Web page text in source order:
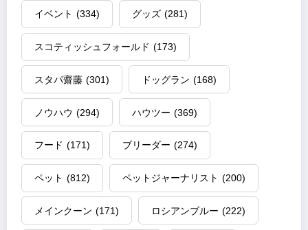
イベント (334) グッズ (281)
スコティッシュフォールド (173)
スタパ齋藤 (301) ドッグラン (168)
ノウハウ (294) ハウツー (369)
フード (171) ブリーダー (274)
ペット (812) ペットジャーナリスト (200)
メインクーン (171) ロシアンブルー (222)